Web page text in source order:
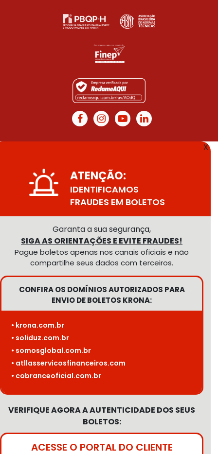
X
ATENÇÃO:
IDENTIFICAMOS
FRAUDES EM BOLETOS
Garanta a sua segurança,
SIGA AS ORIENTAÇÕES E EVITE FRAUDES!
Pague boletos apenas nos canais oficiais e não
compartilhe seus dados com terceiros.
CONFIRA OS DOMÍNIOS AUTORIZADOS PARA
ENVIO DE BOLETOS KRONA:
• krona.com.br
• soliduz.com.br
• somosglobal.com.br
• atllasservicosfinanceiros.com
• cobranceoficial.com.br
VERIFIQUE AGORA A AUTENTICIDADE DOS SEUS
BOLETOS:
ACESSE O PORTAL DO CLIENTE